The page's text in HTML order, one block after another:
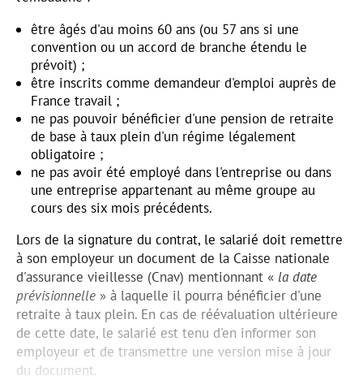
être âgés d'au moins 60 ans (ou 57 ans si une
convention ou un accord de branche étendu le
prévoit) ;
être inscrits comme demandeur d'emploi auprès de
France travail ;
ne pas pouvoir bénéficier d'une pension de retraite
de base à taux plein d'un régime légalement
obligatoire ;
ne pas avoir été employé dans l'entreprise ou dans
une entreprise appartenant au même groupe au
cours des six mois précédents.
Lors de la signature du contrat, le salarié doit remettre
à son employeur un document de la Caisse nationale
d'assurance vieillesse (Cnav) mentionnant « la date
prévisionnelle » à laquelle il pourra bénéficier d'une
retraite à taux plein. En cas de réévaluation ultérieure
de cette date, le salarié est tenu d'en informer son
employeur et de transmettre une version mise à jour
du document.